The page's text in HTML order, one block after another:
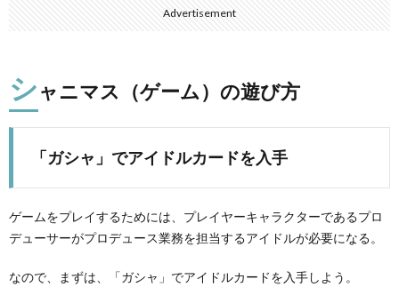
Advertisement
シャニマス（ゲーム）の遊び方
「ガシャ」でアイドルカードを入手
ゲームをプレイするためには、プレイヤーキャラクターであるプロ
デューサーがプロデュース業務を担当するアイドルが必要になる。
なので、まずは、「ガシャ」でアイドルカードを入手しよう。